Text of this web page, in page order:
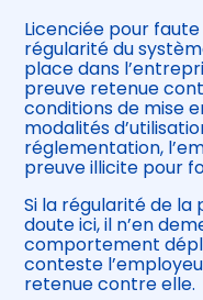
Licenciée pour
régularité du
place dans
preuve retenue
conditions de mise
modalités
réglementation,
preuve illicite pour
Si la régularité de
doute ici, il n’en
comportement
conteste
retenue contre elle.